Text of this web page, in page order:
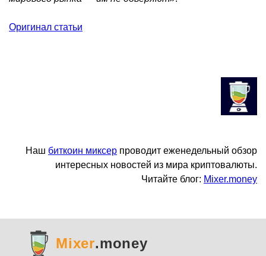
Оригинал статьи
Наш биткоин миксер проводит еженедельный обзор
интересных новостей из мира криптовалюты.
Читайте блог: Mixer.money
Mixer.money